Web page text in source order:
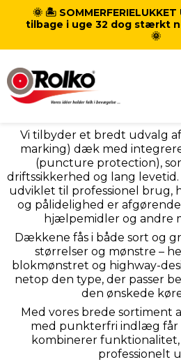
🌞 🏝️ SOMMERFERIELUKKET
tilbage i uge 32 dog stærkt
🌞
Forside / Produkter /
Hjul - Dæk - Slanger
/ Dæk
Afsmitning- og punkteringsfri
Afsmitning- og
dæk
Vi tilbyder et bredt udvalg
marking) dæk med
(puncture protection),
driftssikkerhed og lang
udviklet til professionel brug,
og pålidelighed er
hjælpemidler og andre
Dækkene fås i både sort og
størrelser og mønstre –
blokmønstret og highway-
netop den type, der passer
den ønskede
Med vores brede sortiment
med punkterfri indlæg får
kombinerer
professionelt